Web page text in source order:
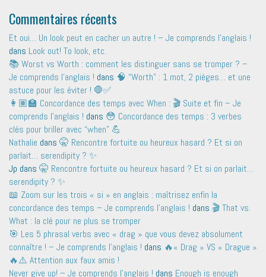
Commentaires récents
Et oui… Un look peut en cacher un autre ! – Je comprends l'anglais !
dans Look out! To look, etc.
📚 Worst vs Worth : comment les distinguer sans se tromper ? –
Je comprends l'anglais ! dans 🧠 “Worth” : 1 mot, 2 pièges… et une
astuce pour les éviter ! 🛑✅
👩🏽‍🏫 Concordance des temps avec When : 🎬 Suite et fin – Je
comprends l'anglais ! dans 😳 Concordance des temps : 3 verbes
clés pour briller avec “when” 💪
Nathalie dans 🤫 Rencontre fortuite ou heureux hasard ? Et si on
parlait… serendipity ? ✨
Jp dans 🤫 Rencontre fortuite ou heureux hasard ? Et si on parlait…
serendipity ? ✨
📖 Zoom sur les trois « si » en anglais : maîtrisez enfin la
concordance des temps – Je comprends l'anglais ! dans 🎬 That vs.
What : la clé pour ne plus se tromper
🎯 Les 5 phrasal verbs avec « drag » que vous devez absolument
connaître ! – Je comprends l'anglais ! dans 🔥« Drag » VS « Drague »
🔥⚠️ Attention aux faux amis !
Never give up! – Je comprends l'anglais ! dans Enough is enough